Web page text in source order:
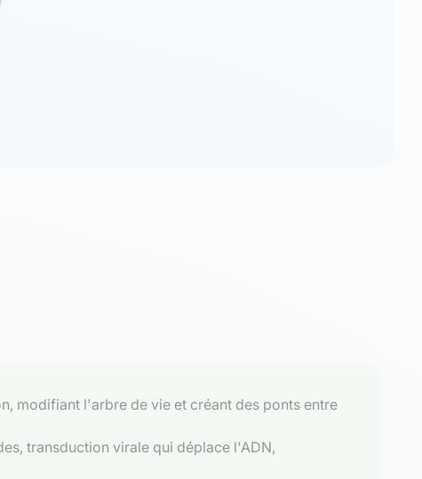
modifiant l'arbre de vie et créant des ponts entre
transduction virale qui déplace l'ADN,